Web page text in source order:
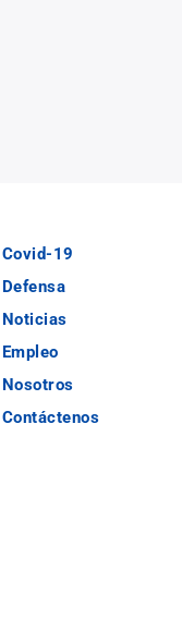
Covid-19
Defensa
Noticias
Empleo
Nosotros
Contáctenos